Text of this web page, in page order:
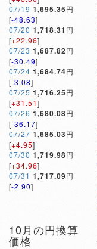
07/19 1,695.35円
[-48.63]
07/20 1,718.31 円
[+22.96]
07/23 1,687.82円
[-30.49]
07/24 1,684.74円
[-3.08]
07/25 1,716.25円
[+31.51]
07/26 1,680.08円
[-36.17]
07/27 1,685.03円
[+4.95]
07/30 1,719.98円
[+34.96]
07/31 1,717.09円
[-2.90]
10月の円換算
価格